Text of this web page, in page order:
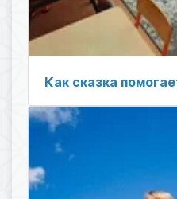
Как сказка